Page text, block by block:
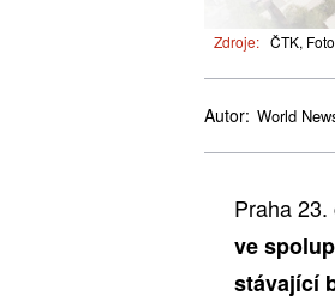
Zdroje: ČTK,
Autor: World
Praha
ve
stávající